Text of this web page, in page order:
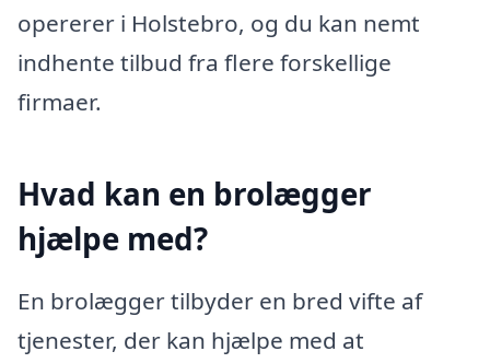
opererer i Holstebro, og du kan nemt
indhente tilbud fra flere forskellige
firmaer.
Hvad kan en brolægger
hjælpe med?
En brolægger tilbyder en bred vifte af
tjenester, der kan hjælpe med at